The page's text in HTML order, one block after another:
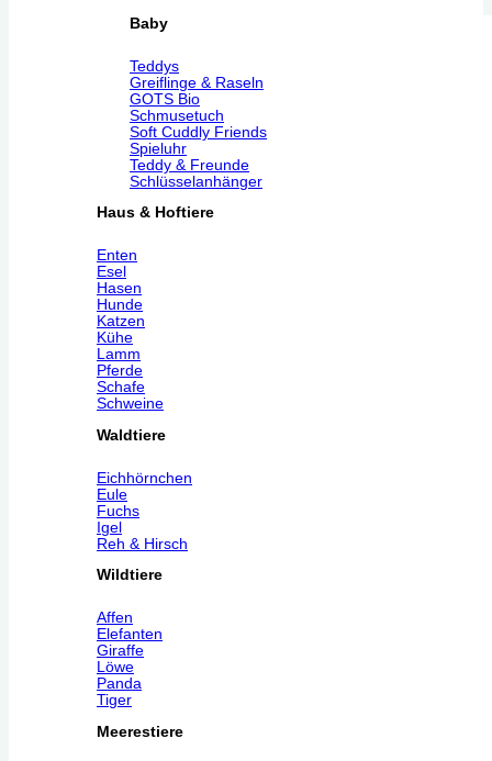
Baby
Teddys
Greiflinge & Raseln
GOTS Bio
Schmusetuch
Soft Cuddly Friends
Spieluhr
Teddy & Freunde
Schlüsselanhänger
Haus & Hoftiere
Enten
Esel
Hasen
Hunde
Katzen
Kühe
Lamm
Pferde
Schafe
Schweine
Waldtiere
Eichhörnchen
Eule
Fuchs
Igel
Reh & Hirsch
Wildtiere
Affen
Elefanten
Giraffe
Löwe
Panda
Tiger
Meerestiere